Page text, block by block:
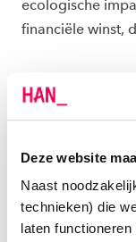
Deze website
Naast
technieken) die
laten
ecologische
financiële winst,
WAT KUNNEN
“Ik kan de
harte
Wat je professie